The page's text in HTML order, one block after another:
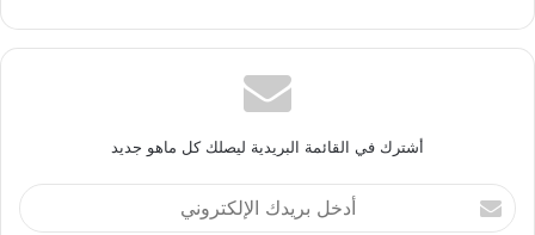
أشترك في القائمة البريدية ليصلك كل ماهو جديد
أ
د